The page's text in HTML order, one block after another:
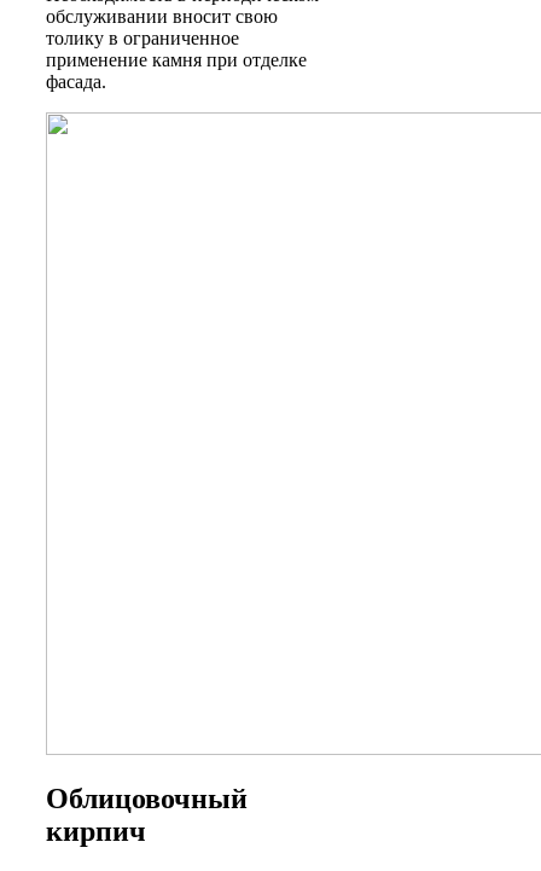
обслуживании вносит свою
толику в ограниченное
применение камня при отделке
фасада.
Облицовочный
кирпич